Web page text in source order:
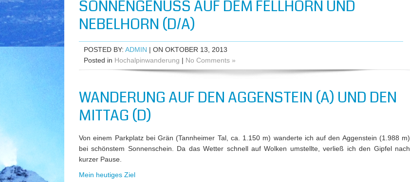
SONNENGENUSS AUF DEM FELLHORN UND N
EBELHORN (D/A)
POSTED BY: ADMIN | ON OKTOBER 13, 2013
Posted in Hochalpinwanderung | No Comments »
WANDERUNG AUF DEN AGGENSTEIN (A) UND DEN
MITTAG (D)
Von einem Parkplatz bei Grän (Tannheimer Tal, ca. 1.150 m) wanderte ich auf den Aggenstein (1.988 m)
bei schönstem Sonnenschein. Da das Wetter schnell auf Wolken umstellte, verließ ich den Gipfel nach
kurzer Pause.
Mein heutiges Ziel